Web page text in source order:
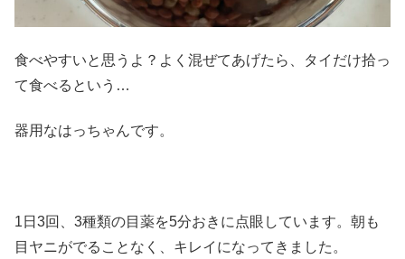
食べやすいと思うよ？よく混ぜてあげたら、タイだけ拾っ
て食べるという…
器用なはっちゃんです。
1日3回、3種類の目薬を5分おきに点眼しています。朝も
目ヤニがでることなく、キレイになってきました。